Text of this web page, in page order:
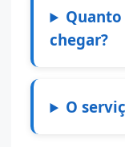
chegar?
O